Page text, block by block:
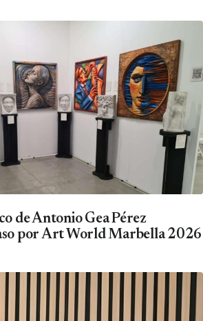
de Antonio Gea Pérez
por Art World Marbella 2026